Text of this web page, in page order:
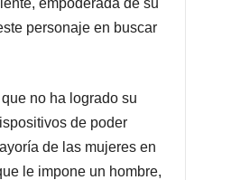
empoderada de su
personaje en buscar
no ha logrado su
de poder
de las mujeres en
le impone un hombre,